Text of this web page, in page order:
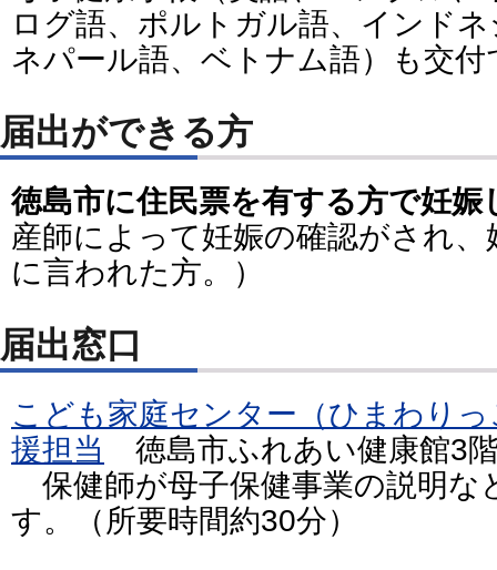
ログ語、ポルトガル語、インド
ネパール語、ベトナム語）も交
届出ができる方
徳島市に住民票を有する方で妊娠
産師によって妊娠の確認がされ
に言われた方。）
届出窓口
こども家庭センター（ひまわり
援担当
徳島市ふれあい健康館3
保健師が母子保健事業の説明な
す。（所要時間約30分）